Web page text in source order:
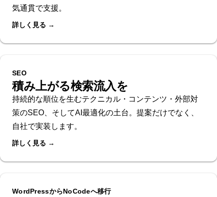
気通貫で支援。
詳しく見る →
SEO
積み上がる検索流入を
持続的な順位を生むテクニカル・コンテンツ・外部対
策のSEO、そしてAI最適化の土台。提案だけでなく、
自社で実装します。
詳しく見る →
WordPressからNoCodeへ移行